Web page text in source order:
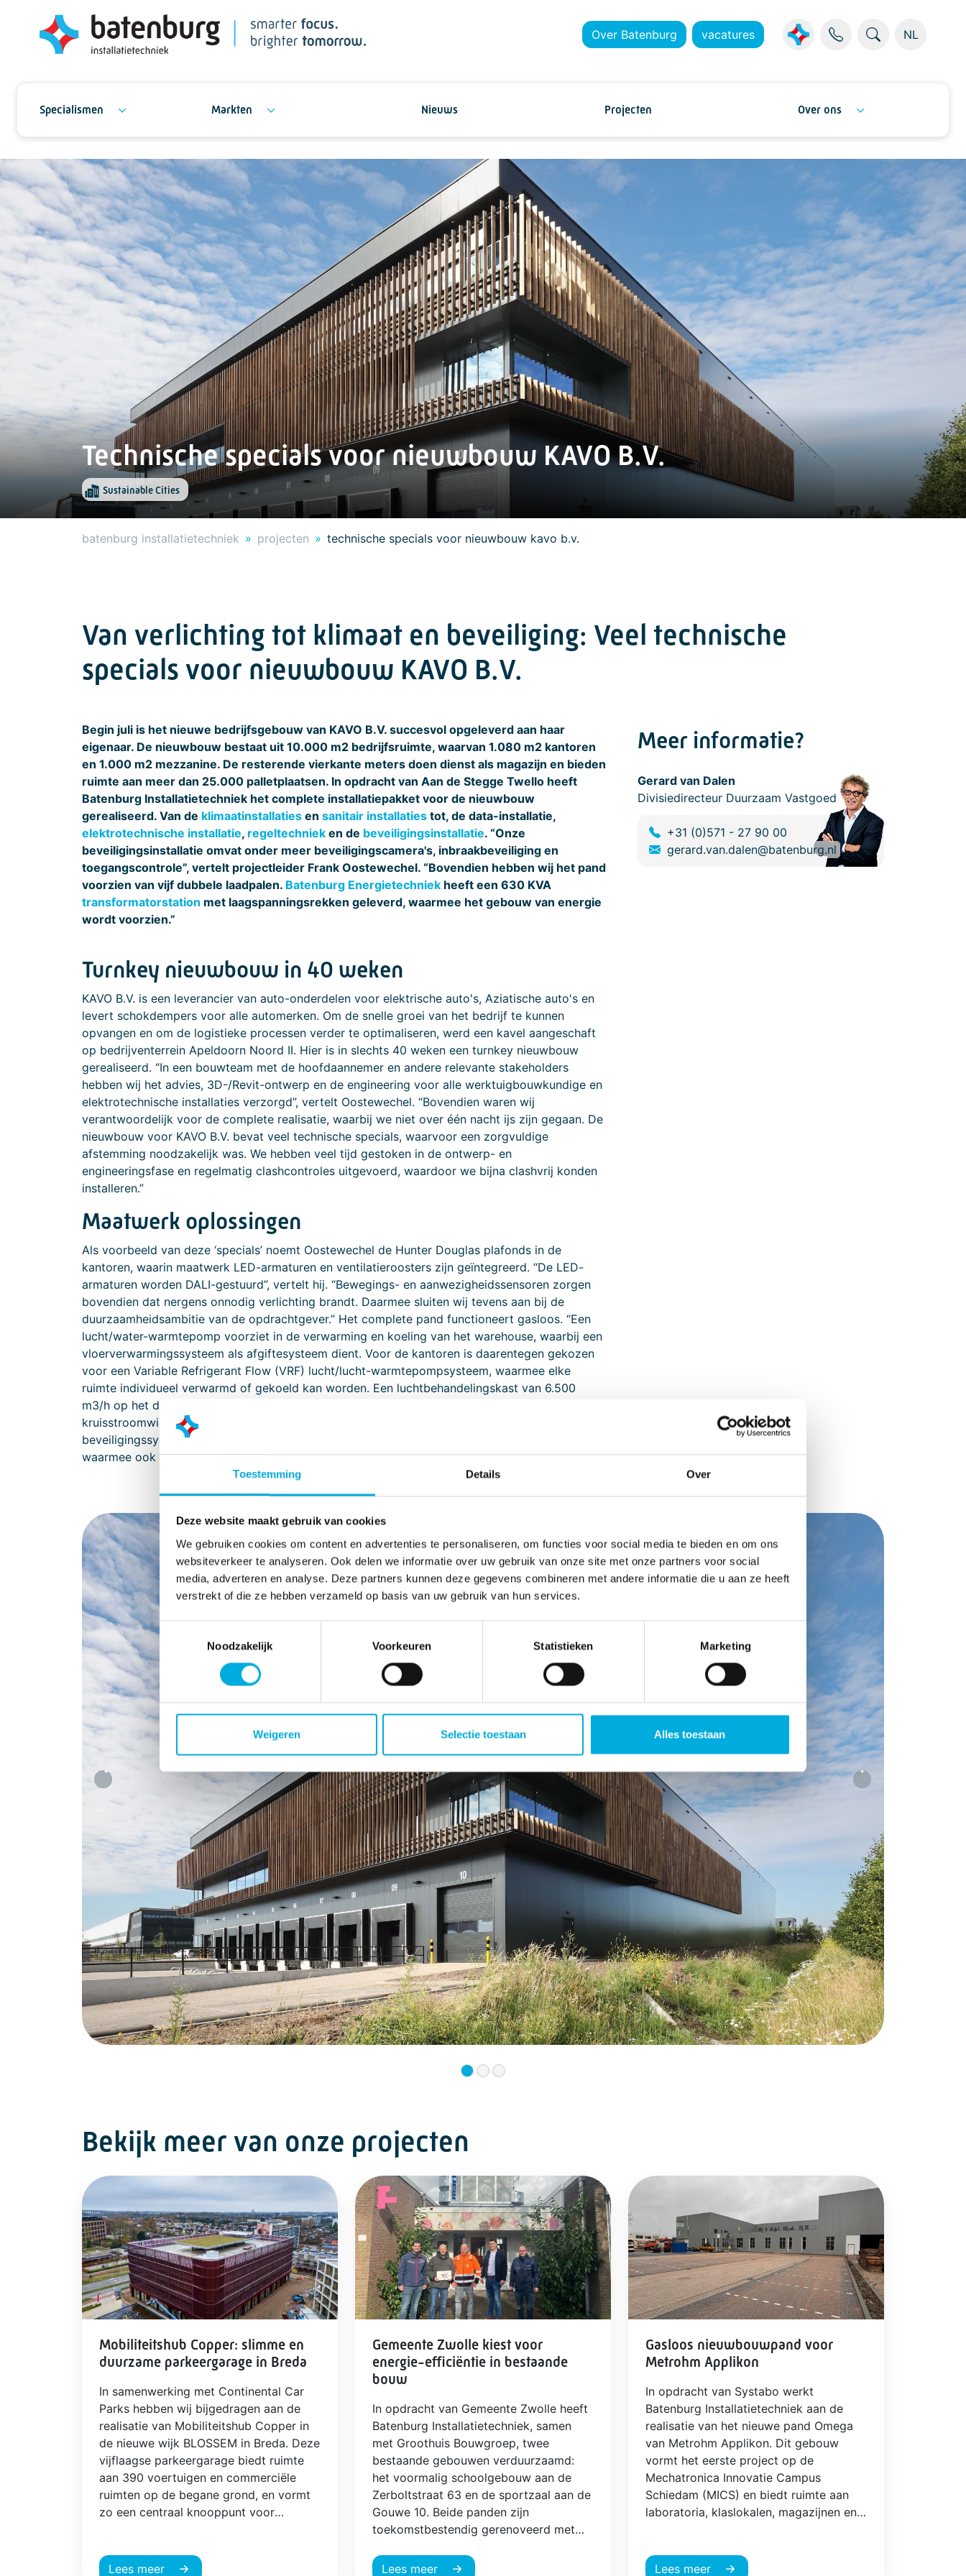
Toestemming Details Over
Deze website maakt gebruik van cookies
We gebruiken cookies om content en advertenties te personaliseren, om functies voor social media te bieden en om ons
websiteverkeer te analyseren. Ook delen we informatie over uw gebruik van onze site met onze partners voor social
media, adverteren en analyse. Deze partners kunnen deze gegevens combineren met andere informatie die u aan ze heeft
verstrekt of die ze hebben verzameld op basis van uw gebruik van hun services.
Toestemmingsselectie
Noodzakelijk
Voorkeuren Statistieken Marketing
Weigeren Selectie toestaan Alles toestaan
Over Batenburg vacatures NL
Specialismen Markten Nieuws Projecten Over ons
Technische specials voor nieuwbouw KAVO B.V.
Sustainable Cities
batenburg installatietechniek projecten technische specials voor nieuwbouw kavo b.v.
Van verlichting tot klimaat en beveiliging: Veel technische
specials voor nieuwbouw KAVO B.V.
Begin juli is het nieuwe bedrijfsgebouw van KAVO B.V. succesvol opgeleverd aan haar
eigenaar. De nieuwbouw bestaat uit 10.000 m2 bedrijfsruimte, waarvan 1.080 m2 kantoren
en 1.000 m2 mezzanine. De resterende vierkante meters doen dienst als magazijn en bieden
ruimte aan meer dan 25.000 palletplaatsen. In opdracht van Aan de Stegge Twello heeft
Batenburg Installatietechniek het complete installatiepakket voor de nieuwbouw
gerealiseerd. Van de klimaatinstallatiesen sanitair installatiestot, de data-installatie,
elektrotechnische installatie, regeltechnieken de beveiligingsinstallatie. “Onze
beveiligingsinstallatie omvat onder meer beveiligingscamera's, inbraakbeveiliging en
toegangscontrole”, vertelt projectleider Frank Oostewechel. “Bovendien hebben wij het pand
voorzien van vijf dubbele laadpalen. Batenburg Energietechniekheeft een 630 KVA
transformatorstation met laagspanningsrekken geleverd, waarmee het gebouw van energie
wordt voorzien.”
Turnkey nieuwbouw in 40 weken
KAVO B.V. is een leverancier van auto-onderdelen voor elektrische auto's, Aziatische auto's en
levert schokdempers voor alle automerken. Om de snelle groei van het bedrijf te kunnen
opvangen en om de logistieke processen verder te optimaliseren, werd een kavel aangeschaft
op bedrijventerrein Apeldoorn Noord II. Hier is in slechts 40 weken een turnkey nieuwbouw
gerealiseerd. “In een bouwteam met de hoofdaannemer en andere relevante stakeholders
hebben wij het advies, 3D-/Revit-ontwerp en de engineering voor alle werktuigbouwkundige en
elektrotechnische installaties verzorgd”, vertelt Oostewechel. “Bovendien waren wij
verantwoordelijk voor de complete realisatie, waarbij we niet over één nacht ijs zijn gegaan. De
nieuwbouw voor KAVO B.V. bevat veel technische specials, waarvoor een zorgvuldige
afstemming noodzakelijk was. We hebben veel tijd gestoken in de ontwerp- en
engineeringsfase en regelmatig clashcontroles uitgevoerd, waardoor we bijna clashvrij konden
installeren.”
Maatwerk oplossingen
Als voorbeeld van deze ‘specials’ noemt Oostewechel de Hunter Douglas plafonds in de
kantoren, waarin maatwerk LED-armaturen en ventilatieroosters zijn geïntegreerd. “De LED-
armaturen worden DALI-gestuurd”, vertelt hij. “Bewegings- en aanwezigheidssensoren zorgen
bovendien dat nergens onnodig verlichting brandt. Daarmee sluiten wij tevens aan bij de
duurzaamheidsambitie van de opdrachtgever.” Het complete pand functioneert gasloos. “Een
lucht/water-warmtepomp voorziet in de verwarming en koeling van het warehouse, waarbij een
vloerverwarmingssysteem als afgiftesysteem dient. Voor de kantoren is daarentegen gekozen
voor een Variable Refrigerant Flow (VRF) lucht/lucht-warmtepompsysteem, waarmee elke
ruimte individueel verwarmd of gekoeld kan worden. Een luchtbehandelingskast van 6.500
m3/h op het dak van de nieuwbouw voorziet in de verse luchttoevoer, waarbij een
kruisstroomwisselaar voor een efficiënte warmteterugwinning zorgt. “Ook is een hoogwaardig
beveiligingssysteem aangelegd met op afstand bestuurbare Pan/Tilt/Zoom (PTZ) camera’s,
waarmee ook de veiligheid in én rond de nieuwbouw wordt geborgd.”
Meer informatie?
Gerard van Dalen
Divisiedirecteur Duurzaam Vastgoed
+31 (0)571 - 27 90 00
gerard.van.dalen@batenburg.nl
Previous Next
Bekijk meer van onze projecten
Mobiliteitshub Copper: slimme en
duurzame parkeergarage in Breda
In samenwerking met Continental Car
Parks hebben wij bijgedragen aan de
realisatie van Mobiliteitshub Copper in
de nieuwe wijk BLOSSEM in Breda. Deze
vijflaagse parkeergarage biedt ruimte
aan 390 voertuigen en commerciële
ruimten op de begane grond, en vormt
zo een centraal knooppunt voor
Lees meer
Gemeente Zwolle kiest voor
energie-efficiëntie in bestaande
bouw
In opdracht van Gemeente Zwolle heeft
Batenburg Installatietechniek, samen
met Groothuis Bouwgroep, twee
bestaande gebouwen verduurzaamd:
het voormalig schoolgebouw aan de
Zerboltstraat 63 en de sportzaal aan de
Gouwe 10. Beide panden zijn
toekomstbestendig gerenoveerd met
Lees meer
Gasloos nieuwbouwpand voor
Metrohm Applikon
In opdracht van Systabo werkt
Batenburg Installatietechniek aan de
realisatie van het nieuwe pand Omega
van Metrohm Applikon. Dit gebouw
vormt het eerste project op de
Mechatronica Innovatie Campus
Schiedam (MICS) en biedt ruimte aan
laboratoria, klaslokalen, magazijnen en
Lees meer